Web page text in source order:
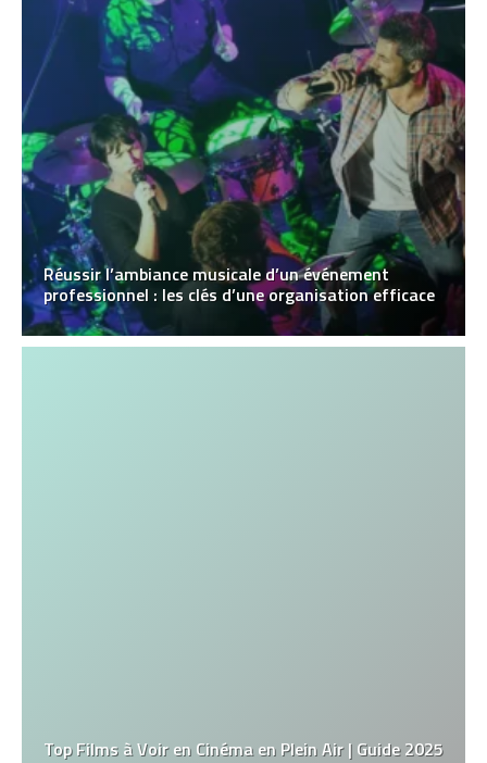
Réussir l’ambiance musicale d’un événement
professionnel : les clés d’une organisation efficace
Top Films à Voir en Cinéma en Plein Air | Guide 2025